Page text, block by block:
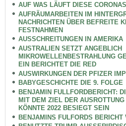
AUF WAS LÄUFT DIESE
AUFRÄUMARBEITEN IM
NACHRICHTEN ÜBER BEFREITE
FESTNAHMEN
AUSSCHREITUNGEN IN AMERIKA
AUSTRALIEN SETZT ANGEBLICH
MIKROWELLENBESTRAHLUNG
EIN BERICHTET DIE RED
AUSWIRKUNGEN DER PFIZER
BABYGESCHICHTE DIE 9. FOLGE
BENJAMIN FULLFORDBERICHT:
MIT DEM ZIEL DER
KÖNNTE 2022 BESIEGT SEIN
BENJAMINS FULFORDS BERICHT